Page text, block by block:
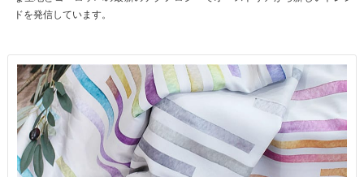
ドを発信しています。